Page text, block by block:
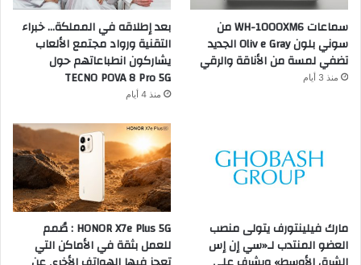
سماعات WH-1000XM6 من
سوني بلون Oliv e Gray الجديد
تضفي لمسة من الأناقة والرقي
منذ 3 أيام
بعد إطلاقه في المملكة… خبراء
التقنية ورواد مجتمع الألعاب
يشاركون انطباعاتهم حول
TECNO POVA 8 Pro 5G
منذ 4 أيام
مارك فيلينتورف يتولى منصب
العضو المنتدب لـ«سي إن إس
HONOR X7e Plus 5G : صُمم
للعمل بثقة في الأماكن التي